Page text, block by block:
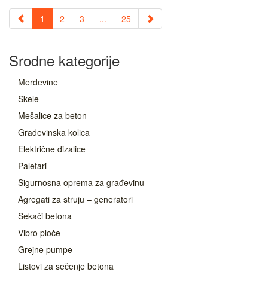
1 2 3 ... 25
Srodne kategorije
Merdevine
Skele
Mešalice za beton
Građevinska kolica
Električne dizalice
Paletari
Sigurnosna oprema za građevinu
Agregati za struju – generatori
Sekači betona
Vibro ploče
Grejne pumpe
Listovi za sečenje betona